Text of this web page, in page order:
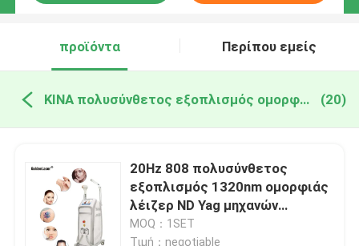
προϊόντα Περίπου εμείς
ΚΙΝΑ πολυσύνθετος εξοπλισμός ομορφιάς (20)
20Hz 808 πολυσύνθετος
εξοπλισμός 1320nm ομορφιάς
λέιζερ ND Yag μηχανών
αφαίρεσης τρίχας
MOQ：1SET
Τιμή：negotiable